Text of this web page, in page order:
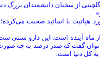
از سخنان دانشمندان بزرگ
هپاتیت با اساتید صحبت می‌کرده؛
ماه آینده است. این دارو سنتی
گفت که صدر درصد به چه
کل دنیا است.